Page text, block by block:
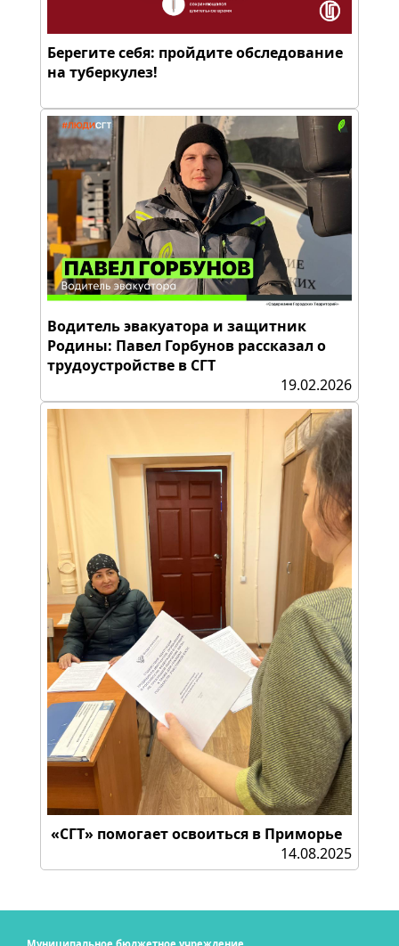
Берегите себя: пройдите обследование
на туберкулез!
Водитель эвакуатора и защитник
Родины: Павел Горбунов рассказал о
трудоустройстве в СГТ
19.02.2026
«СГТ» помогает освоиться в Приморье
14.08.2025